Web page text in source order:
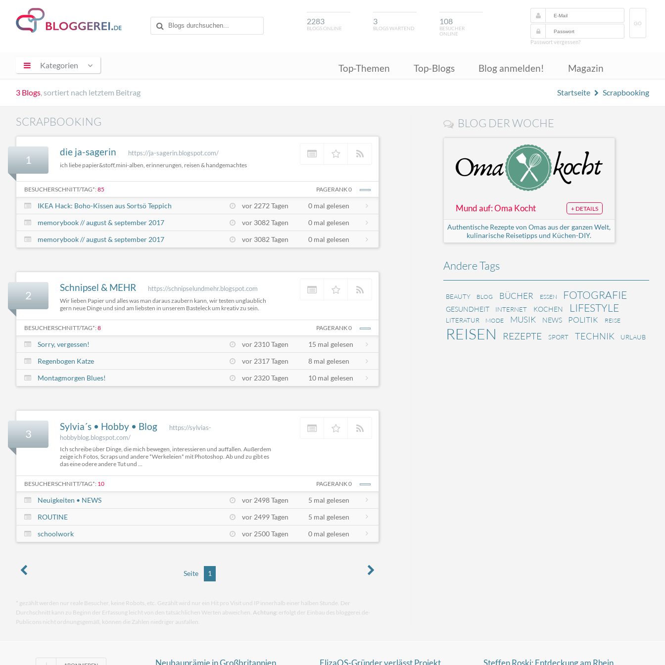
2283
BLOGS ONLINE
3
BLOGS WARTEND
108
BESUCHER
ONLINE
GO
Passwort vergessen?
Kategorien Top-Themen Top-Blogs Blog anmelden! Magazin
3 Blogs, sortiert nach letztem Beitrag Startseite Scrapbooking
SCRAPBOOKING
1
die ja-sagerin https://ja-sagerin.blogspot.com/
ich liebe papier&stoff,mini-alben, erinnerungen, reisen & handgemachtes
BESUCHERSCHNITT/TAG*: 85 PAGERANK 0
IKEA Hack: Boho-Kissen aus Sortsö Teppich vor 2272 Tagen
0 mal gelesen
memorybook // august & september 2017
vor 3082 Tagen
0 mal gelesen
memorybook // august & september 2017
vor 3082 Tagen 0 mal gelesen
2
Schnipsel & MEHR https://schnipselundmehr.blogspot.com
Wir lieben Papier und alles was man daraus zaubern kann, wir testen unglaublich
gern neue Dinge und sind am liebsten in unserem Basteleck um kreativ zu sein.
BESUCHERSCHNITT/TAG*: 8 PAGERANK 0
Sorry, vergessen! vor 2310 Tagen
15 mal gelesen
Regenbogen Katze
vor 2317 Tagen
8 mal gelesen
Montagmorgen Blues!
vor 2320 Tagen 10 mal gelesen
3
Sylvia´s • Hobby • Blog
https://sylvias-
hobbyblog.blogspot.com/
Ich schreibe über Dinge, die mich bewegen, interessieren und auffallen. Außerdem
zeige ich Fotos, Scraps und andere *Werkeleien* mit Photoshop. Ab und zu gibt es
das eine odere andere Tut und ...
BESUCHERSCHNITT/TAG*: 10 PAGERANK 0
Neuigkeiten • NEWS vor 2498 Tagen
5 mal gelesen
ROUTINE
vor 2499 Tagen
5 mal gelesen
schoolwork
vor 2500 Tagen 0 mal gelesen
Seite 1
* gezählt werden nur reale Besucher, keine Robots, etc. Gezählt wird nur ein Hit pro Visit und IP innerhalb einer halben Stunde. Der
Durchschnitt kann zu Beginn der Erfassung leicht von den tatsächlichen Werten abweichen. Achtung: erfolgt der Einbau des bloggerei.de-
Publicons nicht ordnungsgemäß, können die Zahlen niedriger ausfallen.
BLOG DER WOCHE
Mund auf: Oma Kocht + DETAILS
Authentische Rezepte von Omas aus der ganzen Welt,
kulinarische Reisetipps und Küchen-DIY.
Andere Tags
BEAUTY BLOG BÜCHER ESSEN FOTOGRAFIE
GESUNDHEIT INTERNET KOCHEN LIFESTYLE
LITERATUR MODE MUSIK NEWS POLITIK REISE
REISEN REZEPTE SPORT TECHNIK URLAUB
Neubauprämie in Großbritannien ElizaOS-Gründer verlässt Projekt Steffen Roski: Entdeckung am Rhein